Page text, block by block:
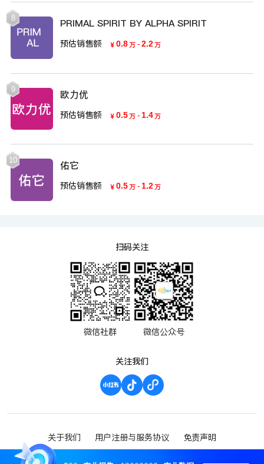
8 PRIMAL SPIRIT BY ALPHA SPIRIT
预估销售额 ￥ 0.8万 - 2.2万
9 欧力优
预估销售额 ￥ 0.5万 - 1.4万
10 佑它
预估销售额 ￥ 0.5万 - 1.2万
扫码关注
微信社群 微信公众号
关注我们
关于我们 用户注册与服务协议 免责声明